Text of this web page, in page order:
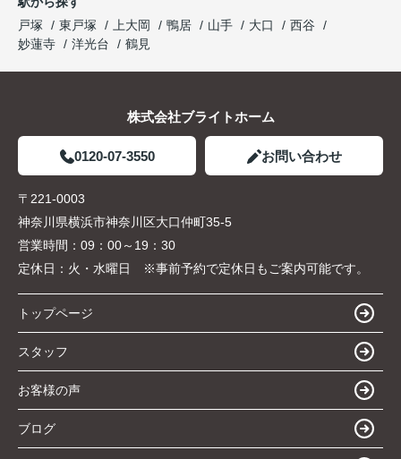
戸塚
東戸塚 上大岡 鴨居 山手 大口
西谷
妙蓮寺
洋光台 鶴見
株式会社ブライトホーム
0120-07-3550 お問い合わせ
〒221-0003
神奈川県横浜市神奈川区大口仲町35-5
営業時間： 09：00～19：30
定休日： 火・水曜日 ※事前予約で定休日もご案内可能です。
トップページ
スタッフ
お客様の声
ブログ